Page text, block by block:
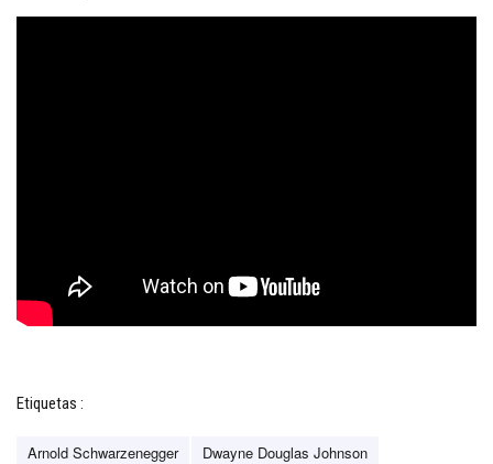
Etiquetas :
Arnold Schwarzenegger Dwayne Douglas Johnson